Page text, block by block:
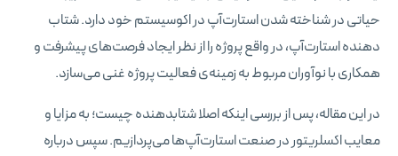
حیاتی در شناخته شدن استارت‌آپ در اکوسیستم خود دارد. شتاب
دهنده استارت‌آپ، در واقع پروژه را از نظر ایجاد فرصت‌های پیشرفت و
همکاری با نوآوران مربوط به زمینه‌ی فعالیت پروژه غنی می‌سازد.
در این مقاله، پس از بررسی اینکه اصلا شتابدهنده چیست؛ به مزایا و
معایب اکسلریتور در صنعت استارت‌آپ‌ها می‌پردازیم. سپس درباره